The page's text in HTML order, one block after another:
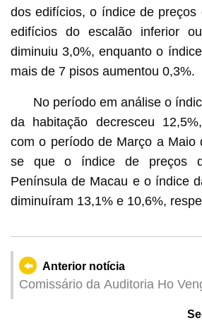
dos edifícios, o índice de preços
edifícios do escalão inferior
diminuiu 3,0%, enquanto o
mais de 7 pisos aumentou 0,3%.
No período em análise o
da habitação decresceu
com o período de Março a Maio
se que o índice de preços
Península de Macau e o índice
diminuíram 13,1% e 10,6%,
Anterior notícia
Comissário da Auditoria Ho